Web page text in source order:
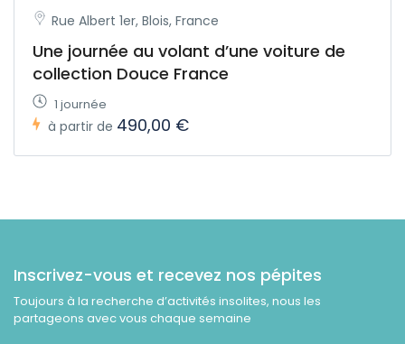
Rue Albert 1er, Blois, France
Une journée au volant d’une voiture de
collection Douce France
1 journée
à partir de 490,00 €
Inscrivez-vous et recevez nos pépites
Toujours à la recherche d’activités insolites, nous les
partageons avec vous chaque semaine